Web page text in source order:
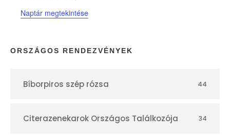
a
p
r
Naptár megtekintése
ORSZÁGOS RENDEZVÉNYEK
Bíborpiros szép rózsa 44
Citerazenekarok Országos Találkozója 34